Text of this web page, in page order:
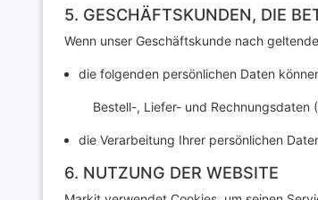
5. GESCHÄFTSKUNDEN, DIE
Wenn unser Geschäftskunde nach
die folgenden persönlichen Daten
Bestell-, Liefer- und
die Verarbeitung Ihrer persönlichen
6. NUTZUNG DER WEBSITE